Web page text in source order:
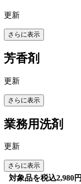
更新
さらに表示
芳香剤
更新
さらに表示
業務用洗剤
更新
さらに表示
対象品を税込2,980